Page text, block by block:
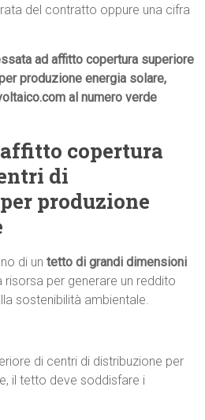
del contratto oppure una cifra
ad affitto copertura superiore
produzione energia solare,
al numero verde
copertura
di
produzione
di untetto di grandi dimensioni
per generare un reddito
sostenibilità ambientale.
di centri di distribuzione per
il tetto deve soddisfare i